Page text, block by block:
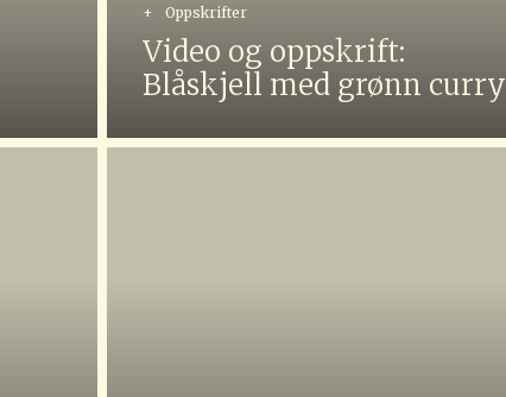
+ Oppskrifter
Video og oppskrift:
Blåskjell med grønn curry